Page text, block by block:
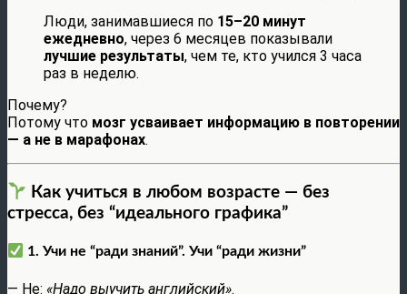
Люди, занимавшиеся по 15–20 минут
ежедневно, через 6 месяцев показывали
лучшие результаты, чем те, кто учился 3 часа
раз в неделю.
Почему?
Потому что мозг усваивает информацию в повторении
— а не в марафонах.
Как учиться в любом возрасте — без
стресса, без “идеального графика”
1. Учи не “ради знаний”. Учи “ради жизни”
— Не: «Надо выучить английский».